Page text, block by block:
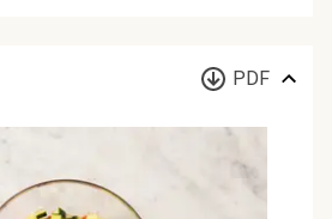
PDF